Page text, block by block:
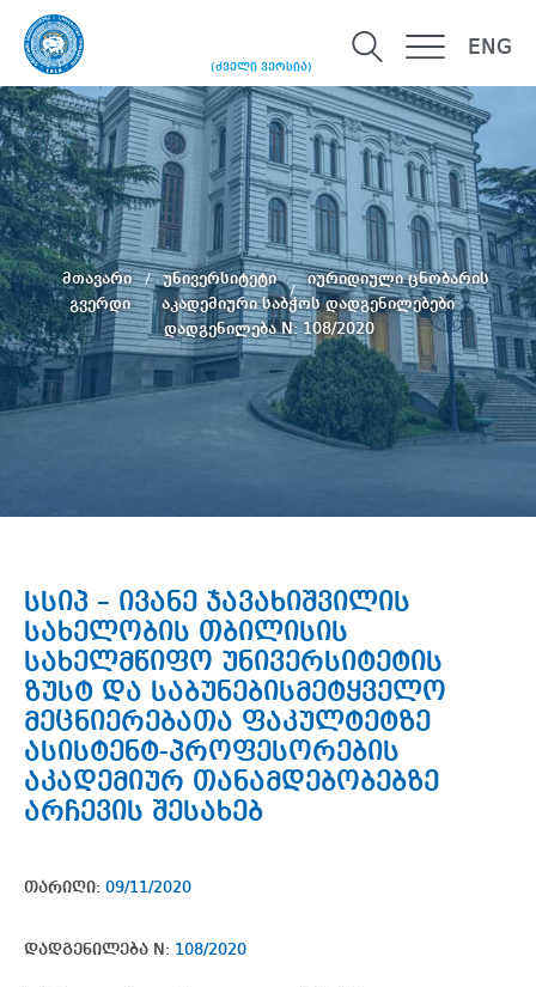
(ძველი ვერსია)
ENG
მთავარი უნივერსიტეტი
იურიდიული ცნობარის
გვერდი
აკადემიური საბჭოს დადგენილებები
დადგენილება N: 108/2020
სსიპ – ივანე ჯავახიშვილის
სახელობის თბილისის
სახელმწიფო უნივერსიტეტის
ზუსტ და საბუნებისმეტყველო
მეცნიერებათა ფაკულტეტზე
ასისტენტ-პროფესორების
აკადემიურ თანამდებობებზე
არჩევის შესახებ
თარიღი: 09/11/2020
დადგენილება N: 108/2020